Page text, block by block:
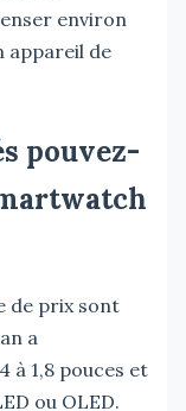
environ
appareil de
pouvez-
de prix sont
a
à 1,8 pouces et
ou OLED.